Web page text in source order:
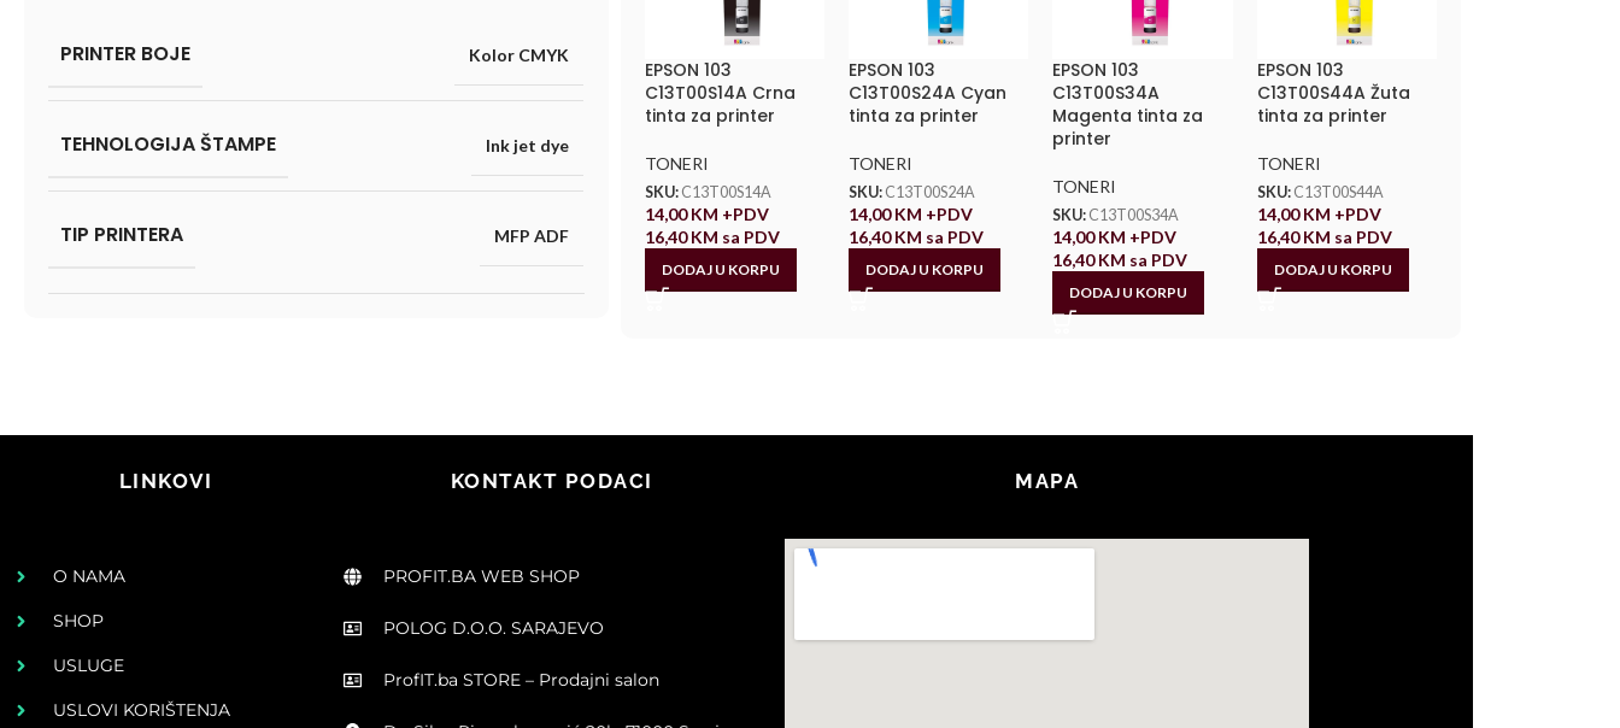
PRINTER BOJE Kolor CMYK
TEHNOLOGIJA ŠTAMPE Ink jet dye
TIP PRINTERA MFP ADF
EPSON 103
C13T00S14A Crna
tinta za printer
TONERI
SKU: C13T00S14A
14,00KM +PDV
16,40KM sa PDV
DODAJ U KORPU
EPSON 103
C13T00S24A Cyan
tinta za printer
TONERI
SKU: C13T00S24A
14,00KM +PDV
16,40KM sa PDV
DODAJ U KORPU
EPSON 103
C13T00S34A
Magenta tinta za
printer
TONERI
SKU: C13T00S34A
14,00KM +PDV
16,40KM sa PDV
DODAJ U KORPU
EPSON 103
C13T00S44A Žuta
tinta za printer
TONERI
SKU: C13T00S44A
14,00KM +PDV
16,40KM sa PDV
DODAJ U KORPU
LINKOVI
O NAMA
SHOP
USLUGE
USLOVI KORIŠTENJA
KONTAKT PODACI
PROFIT.BA WEB SHOP
POLOG D.O.O. SARAJEVO
ProfIT.ba STORE – Prodajni salon
MAPA